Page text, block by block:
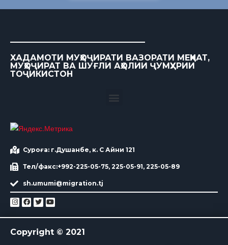
ХАДАМОТИ МУҲОҶИРАТИ ВАЗОРАТИ МЕҲНАТ,
МУҲОҶИРАТ ВА ШУҒЛИ АҲОЛИИ ҶУМҲУРИИ
ТОҶИКИСТОН
Суроға: г.Душанбе, к. С Айни 121
Тел/факс:+992-225-05-75, 225-05-91, 225-05-89
sh.umumi@migration.tj
Copyright © 2021